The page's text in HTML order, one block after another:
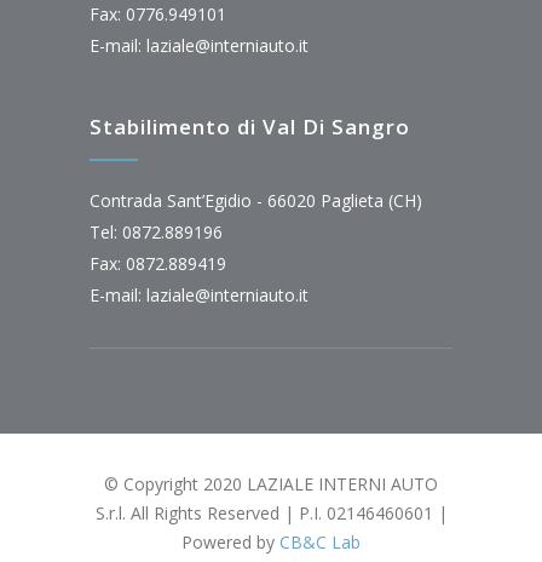
Fax: 0776.949101
E-mail: laziale@interniauto.it
Stabilimento di Val Di Sangro
Contrada Sant’Egidio - 66020 Paglieta (CH)
Tel: 0872.889196
Fax: 0872.889419
E-mail: laziale@interniauto.it
© Copyright 2020 LAZIALE INTERNI AUTO
S.r.l. All Rights Reserved | P.I. 02146460601 |
Powered by CB&C Lab